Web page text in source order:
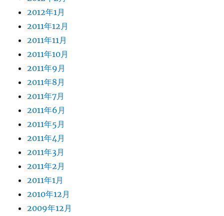
2012年1月
2011年12月
2011年11月
2011年10月
2011年9月
2011年8月
2011年7月
2011年6月
2011年5月
2011年4月
2011年3月
2011年2月
2011年1月
2010年12月
2009年12月